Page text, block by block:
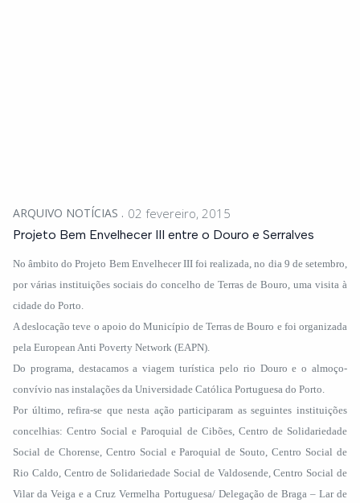
ARQUIVO NOTÍCIAS 02 fevereiro, 2015
Projeto Bem Envelhecer III entre o Douro e Serralves
No âmbito do Projeto Bem Envelhecer III foi realizada, no dia 9 de setembro,
por várias instituições sociais do concelho de Terras de Bouro, uma visita à
cidade do Porto.
A deslocação teve o apoio do Município de Terras de Bouro e foi organizada
pela European Anti Poverty Network (EAPN).
Do programa, destacamos a viagem turística pelo rio Douro e o almoço-
convívio nas instalações da Universidade Católica Portuguesa do Porto.
Por último, refira-se que nesta ação participaram as seguintes instituições
concelhias: Centro Social e Paroquial de Cibões, Centro de Solidariedade
Social de Chorense, Centro Social e Paroquial de Souto, Centro Social de
Rio Caldo, Centro de Solidariedade Social de Valdosende, Centro Social de
Vilar da Veiga e a Cruz Vermelha Portuguesa/ Delegação de Braga – Lar de